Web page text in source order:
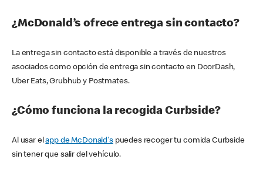
¿McDonald’s ofrece entrega sin contacto?
La entrega sin contacto está disponible a través de nuestros
asociados como opción de entrega sin contacto en DoorDash,
Uber Eats, Grubhub y Postmates.
¿Cómo funciona la recogida Curbside?
Al usar elapp de McDonald'spuedes recoger tu comida Curbside
sin tener que salir del vehículo.